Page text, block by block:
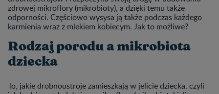
zdrowej mikroflory (mikrobioty), a dzięki temu także
odporności. Częściowo wysysa ją także podczas każdego
karmienia wraz z mlekiem kobiecym. Jak to możliwe?
Rodzaj porodu a mikrobiota
dziecka
To, jakie drobnoustroje zamieszkają w jelicie dziecka, czyli